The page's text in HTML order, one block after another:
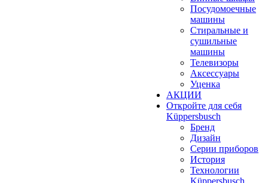
Посудомоечные
машины
Стиральные и
сушильные
машины
Телевизоры
Аксессуары
Уценка
АКЦИИ
Откройте для себя
Küppersbusch
Бренд
Дизайн
Серии приборов
История
Технологии
Küppersbusch